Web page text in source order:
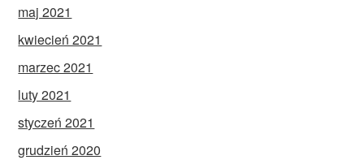
maj 2021
kwiecień 2021
marzec 2021
luty 2021
styczeń 2021
grudzień 2020